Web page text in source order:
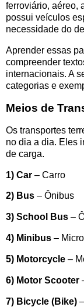
ferroviário, aéreo,
possui veículos
necessidade do
Aprender essas
compreender
internacionais. A
categorias e
Meios de
Os transportes
no dia a dia. Eles
de carga.
1) Car – Carro
2) Bus – Ônibus
3) School Bus –
4) Minibus –
5) Motorcycle –
6) Motor Scooter
7) Bicycle (Bike)